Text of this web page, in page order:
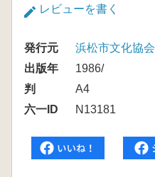
レビューを書く
発行元
浜松市文化協会
出版年
1986/
判
A4
六一ID
N13181